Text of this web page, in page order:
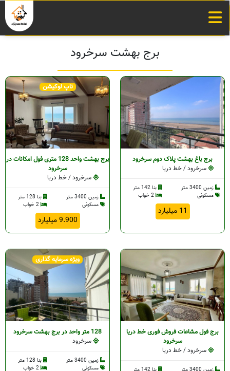
برج بهشت سرخرود
برج باغ بهشت پلاک دوم سرخرود
سرخرود / خط دریا
زمین 3400 متر
بنا 142 متر
مسکونی
11 میلیارد
تاپ لوکیشن
برج بهشت واحد 128 متری فول امکانات در
سرخرود
سرخرود / خط دریا
زمین 3400 متر
بنا 128 متر
مسکونی
9.900 میلیارد
برج فول مشاعات فروش فوری خط دریا
سرخرود
سرخرود / خط دریا
ویژه سرمایه گذاری
128 متر واحد در برج بهشت سرخرود
سرخرود
زمین 3400 متر
بنا 128 متر
مسکونی